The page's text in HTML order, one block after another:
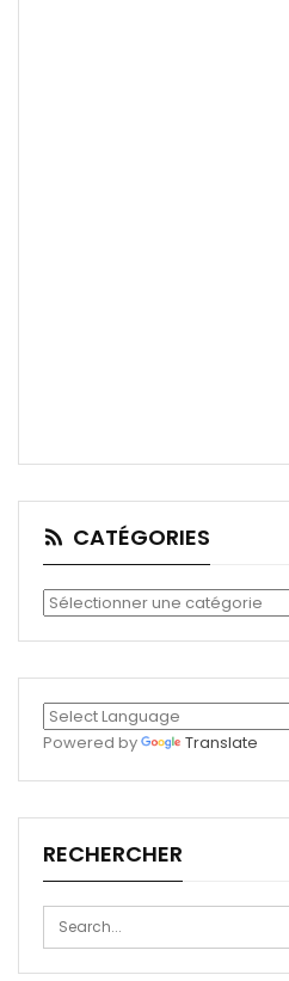
CATÉGORIES
Catégories
Powered by Translate
RECHERCHER